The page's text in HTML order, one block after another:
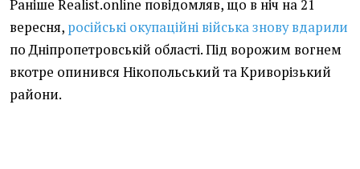
Раніше Realist.online повідомляв, що в ніч на 21
вересня, російські окупаційні війська знову вдарили
по Дніпропетровській області. Під ворожим вогнем
вкотре опинився Нікопольський та Криворізький
райони.